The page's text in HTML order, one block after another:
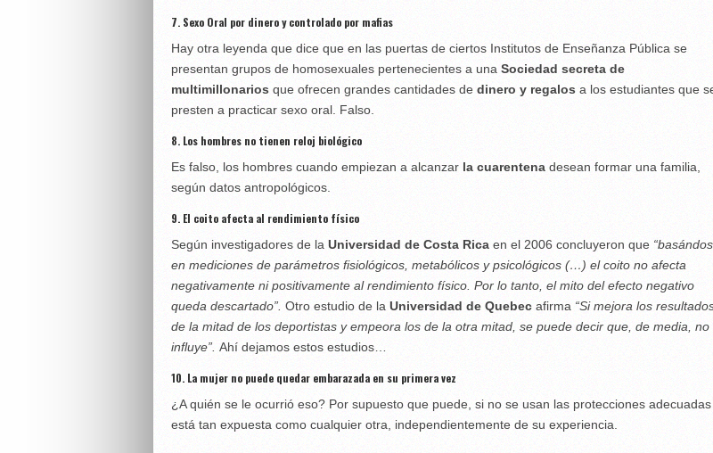
7. Sexo Oral por dinero y controlado por mafias
Hay otra leyenda que dice que en las puertas de ciertos Institutos de Enseñanza Pública se
presentan grupos de homosexuales pertenecientes a una Sociedad secreta de
multimillonariosque ofrecen grandes cantidades de dinero y regalosa los estudiantes que
presten a practicar sexo oral. Falso.
8. Los hombres no tienen reloj biológico
Es falso, los hombres cuando empiezan a alcanzar la cuarentenadesean formar una familia,
según datos antropológicos.
9. El coito afecta al rendimiento físico
Según investigadores de laUniversidad de Costa Ricaen el 2006 concluyeron que
en mediciones de parámetros fisiológicos, metabólicos y psicológicos (…) el coito no afecta
negativamente ni positivamente al rendimiento físico. Por lo tanto, el mito del efecto negativo
queda descartado”. Otro estudio de la Universidad de Quebec afirma“Si mejora los
de la mitad de los deportistas y empeora los de la otra mitad, se puede decir que, de media, no
influye”. Ahí dejamos estos estudios…
10. La mujer no puede quedar embarazada en su primera vez
¿A quién se le ocurrió eso? Por supuesto que puede, si no se usan las protecciones adecuadas
está tan expuesta como cualquier otra, independientemente de su experiencia.